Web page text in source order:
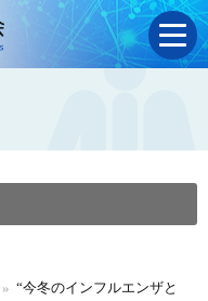
» “今冬のインフルエンザと